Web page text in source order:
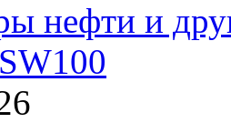
нефти и